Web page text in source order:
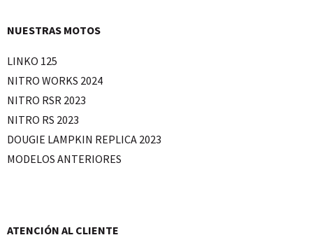
NUESTRAS MOTOS
LINKO 125
NITRO WORKS 2024
NITRO RSR 2023
NITRO RS 2023
DOUGIE LAMPKIN REPLICA 2023
MODELOS ANTERIORES
ATENCIÓN AL CLIENTE